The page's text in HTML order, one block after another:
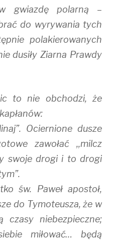
gwiazdę polarną –
do wyrywania tych
polakierowanych
dusiły Ziarna Prawdy
to nie obchodzi, że
Ociernione dusze
zawołać ,,milcz
swoje drogi i to drogi
św. Paweł apostoł,
do Tymoteusza, że w
czasy niebezpieczne;
miłować… będą